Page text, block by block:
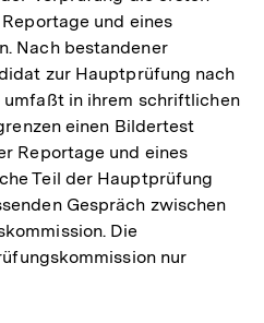
und eines
Nach bestandener
zur Hauptprüfung nach
umfaßt in ihrem schriftlichen
einen Bildertest
Reportage und eines
Teil der Hauptprüfung
Gespräch zwischen
Die
nur